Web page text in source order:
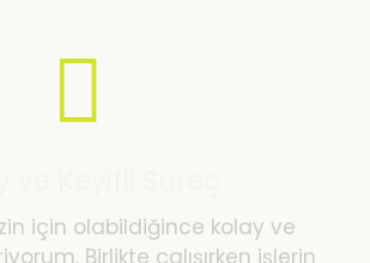
için olabildiğince kolay ve
Birlikte çalışırken işlerin